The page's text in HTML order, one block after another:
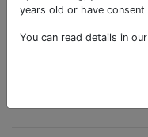
de la
je suis
years old or have
You can read details in our